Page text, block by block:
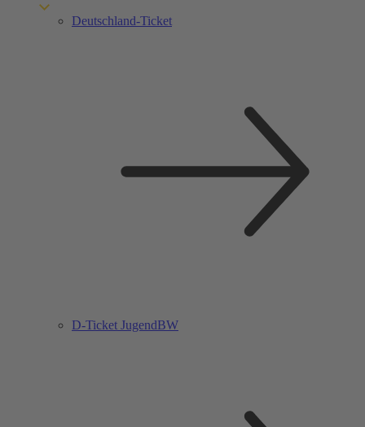
Deutschland-Ticket
D-Ticket JugendBW